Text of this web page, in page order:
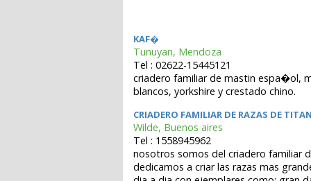
KAF�
Tunuyan, Mendoza
Tel : 02622-15445121
criadero familiar de mastin espa�ol,
blancos, yorkshire y crestado chino.
CRIADERO FAMILIAR DE RAZAS DE
Wilde, Buenos aires
Tel : 1558945962
nosotros somos del criadero familiar
dedicamos a criar las razas mas